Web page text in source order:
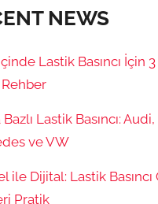
NEWS
Lastik Basıncı İçin 3
Lastik Basıncı:
ve VW
ile Dijital: Lastik
Pratik